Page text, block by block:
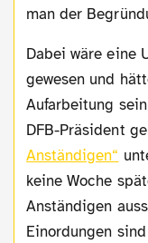
man der
Dabei wäre eine Urteils-Debatte wünschenswert
gewesen und
Aufarbeitung
DFB-Präsident
Anständigen“
keine Woche
Anständigen
Einordungen